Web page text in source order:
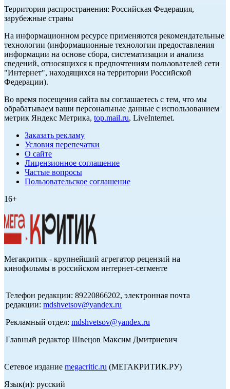
Территория распространения: Российская Федерация,
зарубежные страны
На информационном ресурсе применяются рекомендательные
технологии (информационные технологии предоставления
информации на основе сбора, систематизации и анализа
сведений, относящихся к предпочтениям пользователей сети
"Интернет", находящихся на территории Российской
Федерации).
Во время посещения сайта вы соглашаетесь с тем, что мы
обрабатываем ваши персональные данные с использованием
метрик Яндекс Метрика, top.mail.ru, LiveInternet.
Заказать рекламу
Условия перепечатки
О сайте
Лицензионное соглашение
Частые вопросы
Пользовательское соглашение
16+
Мегакритик - крупнейший агрегатор рецензий на
кинофильмы в российском интернет-сегменте
Телефон редакции: 89220866202, электронная почта
редакции: mdshvetsov@yandex.ru
Рекламный отдел: mdshvetsov@yandex.ru
Главный редактор Швецов Максим Дмитриевич
Сетевое издание megacritic.ru (МЕГАКРИТИК.РУ)
Язык(и): русский